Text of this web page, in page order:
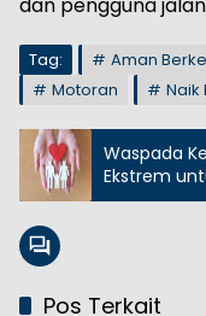
dan pengguna
Tag: Aman
Motoran
Naik
Waspada
Ekstrem
Pos Terkait